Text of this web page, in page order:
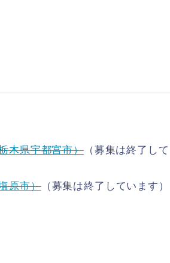
木県宇都宮市）（募集は終了して
原市）（募集は終了しています）